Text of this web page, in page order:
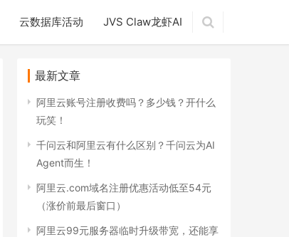
云数据库活动 JVS Claw龙虾AI
最新文章
阿里云账号注册收费吗？多少钱？开什么
玩笑！
千问云和阿里云有什么区别？千问云为AI
Agent而生！
阿里云.com域名注册优惠活动低至54元
（涨价前最后窗口）
阿里云99元服务器临时升级带宽，还能享